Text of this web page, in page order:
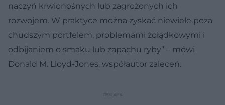
naczyń krwionośnych lub zagrożonych ich
rozwojem. W praktyce można zyskać niewiele poza
chudszym portfelem, problemami żołądkowymi i
odbijaniem o smaku lub zapachu ryby” – mówi
Donald M. Lloyd-Jones, współautor zaleceń.